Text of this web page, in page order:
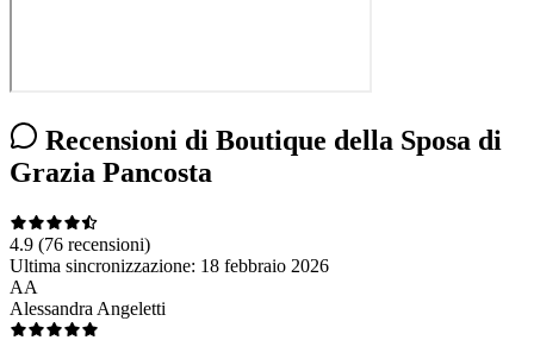
Recensioni di Boutique della Sposa di
Grazia Pancosta
4.9 (76 recensioni)
Ultima sincronizzazione: 18 febbraio 2026
AA
Alessandra Angeletti